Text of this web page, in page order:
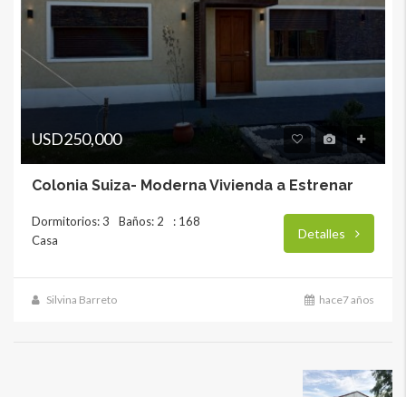
USD250,000
Colonia Suiza- Moderna Vivienda a Estrenar
Dormitorios: 3 Baños: 2
: 168
Casa
Detalles
Silvina Barreto hace7 años